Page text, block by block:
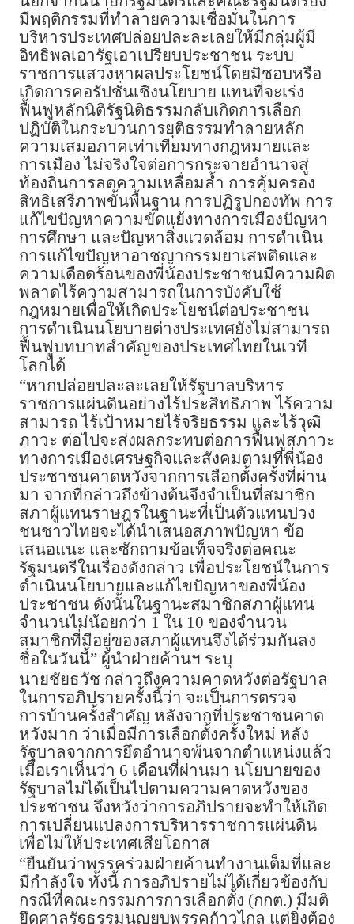
มีพฤติกรรมที่ทำลายความเชื่อมั่นในการ
บริหารประเทศปล่อยปละละเลยให้มีกลุ่มผู้มี
อิทธิพลเอารัฐเอาเปรียบประชาชน ระบบ
ราชการแสวงหาผลประโยชน์โดยมิชอบหรือ
เกิดการคอรัปชั่นเชิงนโยบาย แทนที่จะเร่ง
ฟื้นฟูหลักนิติรัฐนิติธรรมกลับเกิดการเลือก
ปฏิบัติในกระบวนการยุติธรรมทำลายหลัก
ความเสมอภาคเท่าเทียมทางกฎหมายและ
การเมือง ไม่จริงใจต่อการกระจายอำนาจสู่
ท้องถิ่นการลดความเหลื่อมล้ำ การคุ้มครอง
สิทธิเสรีภาพขั้นพื้นฐาน การปฏิรูปกองทัพ การ
แก้ไขปัญหาความขัดแย้งทางการเมืองปัญหา
การศึกษา และปัญหาสิ่งแวดล้อม การดำเนิน
การแก้ไขปัญหาอาชญากรรมยาเสพติดและ
ความเดือดร้อนของพี่น้องประชาชนมีความผิด
พลาดไร้ความสามารถในการบังคับใช้
กฎหมายเพื่อให้เกิดประโยชน์ต่อประชาชน
การดำเนินนโยบายต่างประเทศยังไม่สามารถ
ฟื้นฟูบทบาทสำคัญของประเทศไทยในเวที
โลกได้
“หากปล่อยปละละเลยให้รัฐบาลบริหาร
ราชการแผ่นดินอย่างไร้ประสิทธิภาพ ไร้ความ
สามารถ ไร้เป้าหมายไร้จริยธรรม และไร้วุฒิ
ภาวะ ต่อไปจะส่งผลกระทบต่อการฟื้นฟูสภาวะ
ทางการเมืองเศรษฐกิจและสังคมตามที่พี่น้อง
ประชาชนคาดหวังจากการเลือกตั้งครั้งที่ผ่าน
มา จากที่กล่าวถึงข้างต้นจึงจำเป็นที่สมาชิก
สภาผู้แทนราษฎรในฐานะที่เป็นตัวแทนปวง
ชนชาวไทยจะได้นำเสนอสภาพปัญหา ข้อ
เสนอแนะ และซักถามข้อเท็จจริงต่อคณะ
รัฐมนตรีในเรื่องดังกล่าว เพื่อประโยชน์ในการ
ดำเนินนโยบายและแก้ไขปัญหาของพี่น้อง
ประชาชน ดังนั้นในฐานะสมาชิกสภาผู้แทน
จำนวนไม่น้อยกว่า 1 ใน 10 ของจำนวน
สมาชิกที่มีอยู่ของสภาผู้แทนจึงได้ร่วมกันลง
ชื่อในวันนี้” ผู้นำฝ่ายค้านฯ ระบุ
นายชัยธวัช กล่าวถึงความคาดหวังต่อรัฐบาล
ในการอภิปรายครั้งนี้ว่า จะเป็นการตรวจ
การบ้านครั้งสำคัญ หลังจากที่ประชาชนคาด
หวังมาก ว่าเมื่อมีการเลือกตั้งครั้งใหม่ หลัง
รัฐบาลจากการยึดอำนาจพ้นจากตำแหน่งแล้ว
เมื่อเราเห็นว่า 6 เดือนที่ผ่านมา นโยบายของ
รัฐบาลไม่ได้เป็นไปตามความคาดหวังของ
ประชาชน จึงหวังว่าการอภิปรายจะทำให้เกิด
การเปลี่ยนแปลงการบริหารราชการแผ่นดิน
เพื่อไม่ให้ประเทศเสียโอกาส
“ยืนยันว่าพรรคร่วมฝ่ายค้านทำงานเต็มที่และ
มีกำลังใจ ทั้งนี้ การอภิปรายไม่ได้เกี่ยวข้องกับ
กรณีที่คณะกรรมการการเลือกตั้ง (กกต.) มีมติ
ยึดศาลรัฐธรรมนูญยุบพรรคก้าวไกล แต่ยิ่งต้อง